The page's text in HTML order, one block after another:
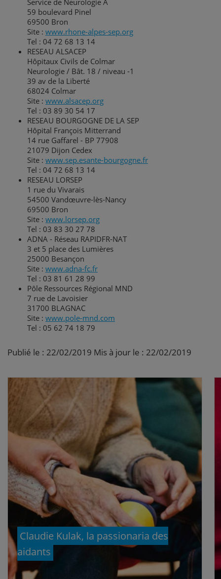
Service de Neurologie A
59 boulevard Pinel
69500 Bron
Site : www.rhone-alpes-sep.org
Tel : 04 72 68 13 14
RESEAU ALSACEP
Hôpitaux Civils de Colmar
Neurologie / Bât. 18 / niveau -1
39 av de la Liberté
68024 Colmar
Site : www.alsacep.org
Tel : 03 89 30 54 17
RESEAU BOURGOGNE DE LA SEP
Hôpital François Mitterrand
14 rue Gaffarel - BP 77908
21079 Dijon Cedex
Site : www.sep.esante-bourgogne.fr
Tel : 04 72 68 13 14
RESEAU LORSEP
1 rue du Vivarais
54500 Vandœuvre-lès-Nancy
69500 Bron
Site : www.lorsep.org
Tel : 03 83 30 27 78
ADNA - Réseau RAPIDFR-NAT
3 et 5 place des Lumières
25000 Besançon
Site : www.adna-fc.fr
Tel : 03 81 61 28 99
Pôle Ressources Régional MND
7 rue de Lavoisier
31700 BLAGNAC
Site : www.pole-mnd.com
Tel : 05 62 74 18 79
Publié le : 22/02/2019 Mis à jour le : 22/02/2019
Claudie Kulak, la passionaria des
aidants